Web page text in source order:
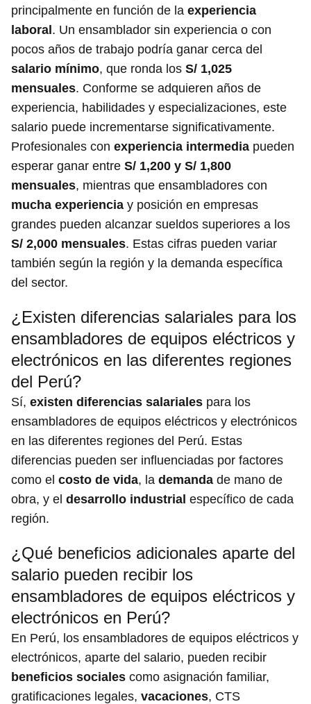
principalmente en función de la experiencia
laboral. Un ensamblador sin experiencia o con
pocos años de trabajo podría ganar cerca del
salario mínimo, que ronda los S/ 1,025
mensuales. Conforme se adquieren años de
experiencia, habilidades y especializaciones, este
salario puede incrementarse significativamente.
Profesionales con experiencia intermedia pueden
esperar ganar entre S/ 1,200 y S/ 1,800
mensuales, mientras que ensambladores con
mucha experiencia y posición en empresas
grandes pueden alcanzar sueldos superiores a los
S/ 2,000 mensuales. Estas cifras pueden variar
también según la región y la demanda específica
del sector.
¿Existen diferencias salariales para los
ensambladores de equipos eléctricos y
electrónicos en las diferentes regiones
del Perú?
Sí, existen diferencias salariales para los
ensambladores de equipos eléctricos y electrónicos
en las diferentes regiones del Perú. Estas
diferencias pueden ser influenciadas por factores
como el costo de vida, la demanda de mano de
obra, y el desarrollo industrial específico de cada
región.
¿Qué beneficios adicionales aparte del
salario pueden recibir los
ensambladores de equipos eléctricos y
electrónicos en Perú?
En Perú, los ensambladores de equipos eléctricos y
electrónicos, aparte del salario, pueden recibir
beneficios sociales como asignación familiar,
gratificaciones legales, vacaciones, CTS